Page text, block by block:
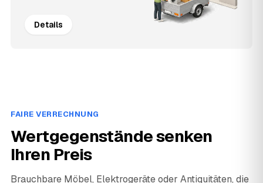
Details
FAIRE VERRECHNUNG
Wertgegenstände senken
Ihren Preis
Brauchbare Möbel, Elektrogeräte oder Antiquitäten, die